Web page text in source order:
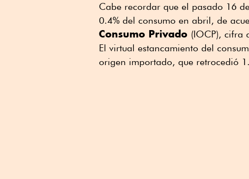
Cabe recordar que el pasado 16
0.4% del consumo en abril, de
Consumo Privado (IOCP), cifra
El virtual estancamiento del
origen importado, que retrocedió